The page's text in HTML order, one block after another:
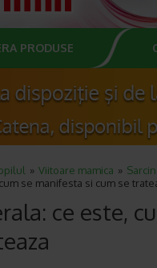
PRODUSE
Viitoare mamica
se manifesta si cum se
ce este,